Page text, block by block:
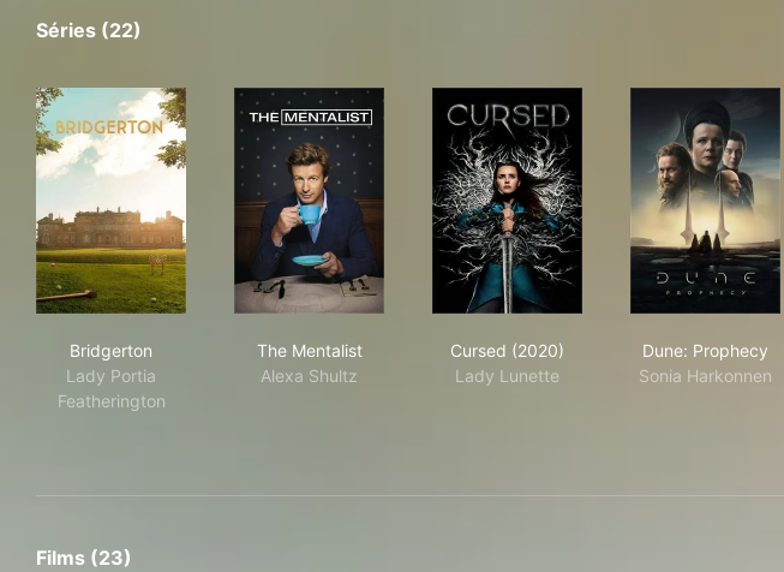
Séries (22)
Bridgerton
Lady Portia
Featherington
The Mentalist
Alexa Shultz
Cursed (2020)
Lady Lunette
Dune: Prophecy
Sonia Harkonnen
Films (23)